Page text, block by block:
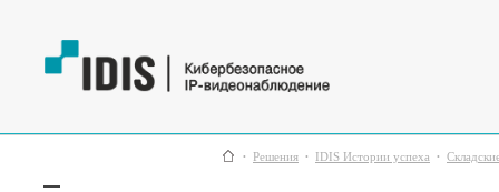
Решения IDIS Истории успеха